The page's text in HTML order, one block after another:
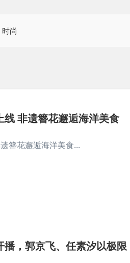
时尚
非遗簪花邂逅海洋美食
簪花邂逅海洋美食...
，郭京飞、任素汐以极限